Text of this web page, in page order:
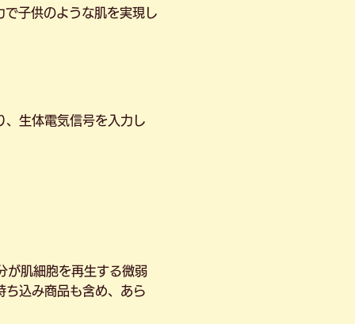
で子供のような肌を実現し
、生体電気信号を入力し
が肌細胞を再生する微弱
ち込み商品も含め、あら